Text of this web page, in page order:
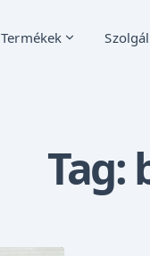
Termékek
Tag: